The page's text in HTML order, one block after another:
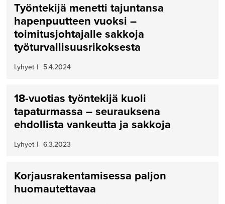
Työntekijä menetti tajuntansa
hapenpuutteen vuoksi –
toimitusjohtajalle sakkoja
työturvallisuusrikoksesta
Lyhyet | 5.4.2024
18-vuotias työntekijä kuoli
tapaturmassa – seurauksena
ehdollista vankeutta ja sakkoja
Lyhyet | 6.3.2023
Korjausrakentamisessa paljon
huomautettavaa